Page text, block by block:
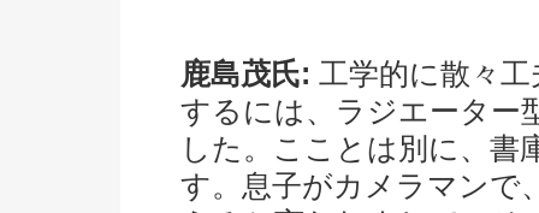
鹿島茂氏: 工学的に散々
するには、ラジエーター
した。こことは別に、書
す。息子がカメラマンで